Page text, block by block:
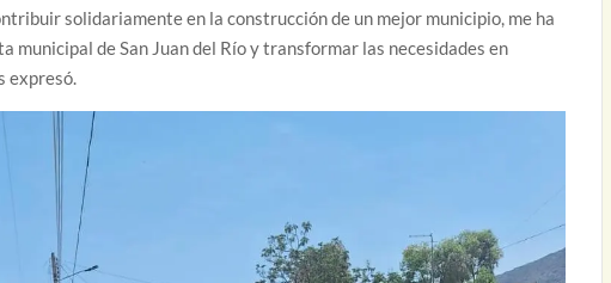
solidariamente en la construcción de un mejor municipio, me ha
municipal de San Juan del Río y transformar las necesidades en
expresó.